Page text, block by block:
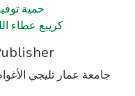
حمية
كريبع عطاء
جامعة عمار ثليجي